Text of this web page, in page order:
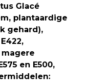
Glacé
plantaardige
gehard),
en E500,